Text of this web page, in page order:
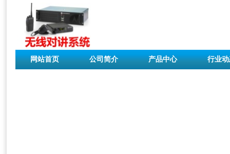
网站首页 公司简介 产品中心 行业